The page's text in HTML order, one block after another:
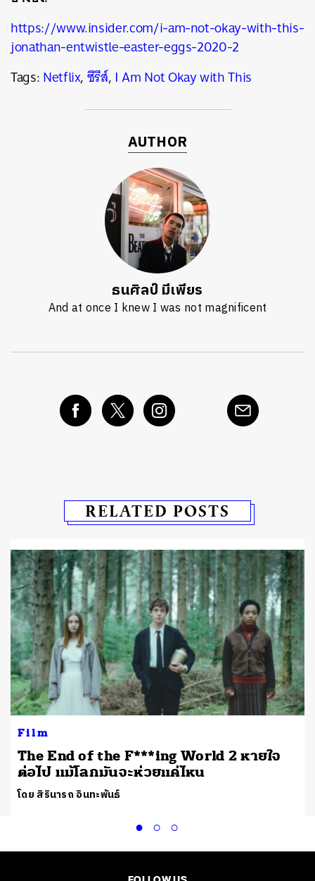
https://www.insider.com/i-am-not-okay-with-this-
jonathan-entwistle-easter-eggs-2020-2
Tags:Netflix,ซีรีส์, I Am Not Okay with This
AUTHOR
ธนศิลป์ มีเพียร
And at once I knew I was not magnificent
RELATED POSTS
Film
The End of the F***ing World 2 หายใจ
ต่อไป แม้โลกมันจะห่วยแค่ไหน
โดย สิรินารถ อินทะพันธ์